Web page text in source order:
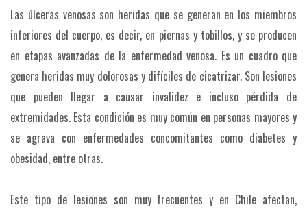
Las úlceras venosas son heridas que se generan en los miembros
inferiores del cuerpo, es decir, en piernas y tobillos, y se producen
en etapas avanzadas de la enfermedad venosa. Es un cuadro que
genera heridas muy dolorosas y difíciles de cicatrizar. Son lesiones
que pueden llegar a causar invalidez e incluso pérdida de
extremidades. Esta condición es muy común en personas mayores y
se agrava con enfermedades concomitantes como diabetes y
obesidad, entre otras.
Este tipo de lesiones son muy frecuentes y en Chile afectan,